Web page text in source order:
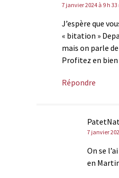
7 janvier 2024 à 9 h
J’espère que
« bitation »
mais on parle
Profitez en bien
Répondre
PatetNat
7 janvier
On se
en